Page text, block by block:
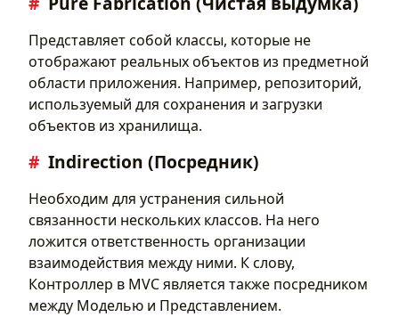
Представляет собой классы, которые не
отображают реальных объектов из предметной
области приложения. Например, репозиторий,
используемый для сохранения и загрузки
объектов из хранилища.
Indirection (Посредник)
Необходим для устранения сильной
связанности нескольких классов. На него
ложится ответственность организации
взаимодействия между ними. К слову,
Контроллер в MVC является также посредником
между Моделью и Представлением.